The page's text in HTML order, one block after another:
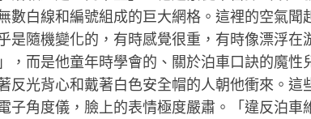
數白線和編號組成的巨大網格。這裡的空氣
是隨機變化的，有時感覺很重，有時像漂浮
，而是他童年時學會的、關於泊車口訣的魔性
反光背心和戴著白色安全帽的人朝他衝來。
子角度儀，臉上的表情極度嚴肅。「違反泊車